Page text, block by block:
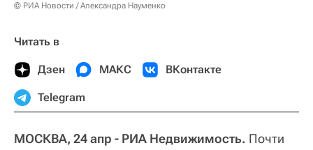
© РИА Новости / Александра Науменко
Читать в
Дзен МАКС ВКонтакте
Telegram
МОСКВА, 24 апр - РИА Недвижимость. Почти